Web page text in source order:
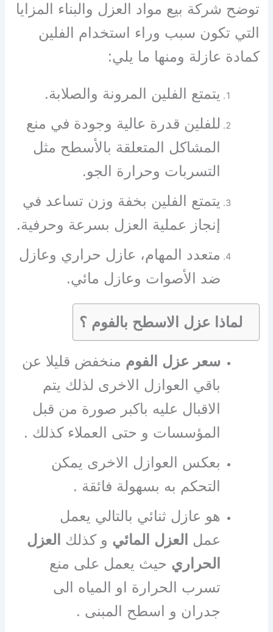
توضح شركة بيع مواد العزل والبناء
المزايا
التي تكون سبب وراء استخدام الفلين
كمادة عازلة ومنها ما يلي:
يتمتع الفلين المرونة والصلابة.
للفلين قدرة عالية وجودة في منع
المشاكل المتعلقة بالأسطح مثل
التسربات وحرارة الجو.
يتمتع الفلين بخفة وزن تساعد في
إنجاز عملية العزل بسرعة وحرفية.
متعدد المهام، عازل حراري وعازل
ضد الأصوات وعازل مائي.
سعر عزل الفوم منخفض قليلا عن
باقي العوازل الاخرى لذلك يتم
الاقبال عليه باكبر صورة من قبل
المؤسسات و حتى العملاء كذلك .
بعكس العوازل الاخرى يمكن
التحكم به بسهولة فائقة .
هو عازل ثنائي بالتالي يعمل
عمل العزل المائي و كذلك العزل
الحراري حيث يعمل على منع
تسرب الحرارة او المياه الى
جدران و اسطح المبنى .